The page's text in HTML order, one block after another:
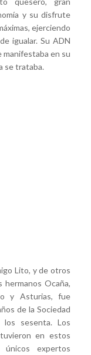
y su disfrute
ejerciendo
igualar. Su ADN
manifestaba en su
se trataba.
Lito, y de otros
hermanos Ocaña,
y Asturias, fue
de la Sociedad
sesenta. Los
en estos
únicos expertos